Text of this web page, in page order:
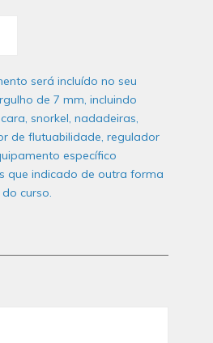
será incluído no seu
de 7 mm, incluindo
snorkel, nadadeiras,
de flutuabilidade, regulador
específico
que indicado de outra forma
do curso.